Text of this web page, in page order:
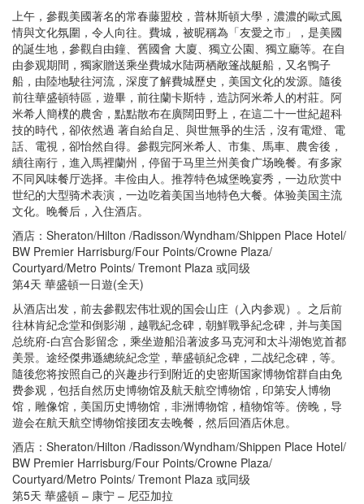
上午，參觀美國著名的常春藤盟校，普林斯頓大學，濃濃的歐式風
情與文化氛圍，令人向往。費城，被昵稱為「友愛之市」，是美國
的誕生地，參觀自由鐘、舊國會 大廈、獨立公園、獨立廳等。在自
由参观期間，獨家贈送乘坐費城水陆两栖敞篷战艇船，又名鴨子
船，由陸地駛往河流，深度了解費城歷史，美国文化的发源。隨後
前往華盛頓特區，遊畢，前往蘭卡斯特，造訪阿米希人的村莊。阿
米希人簡樸的農舍，點點散布在廣闊田野上，在這二十一世紀超科
技的時代，卻依然過 著自給自足、與世無爭的生活，沒有電燈、電
話、電視，卻怡然自得。參觀完阿米希人、市集、馬車、農舍後，
續往南行，進入馬裡蘭州，停留于马里兰州美食广场晚餐。有多家
不同风味餐厅选择。丰俭由人。推荐特色城堡晚宴秀，一边欣赏中
世纪的大型骑术表演，一边吃着美国当地特色大餐。体验美国主流
文化。晚餐后，入住酒店。
酒店：Sheraton/Hilton /Radisson/Wyndham/Shippen Place Hotel/
BW Premier Harrisburg/Four Points/Crowne Plaza/
Courtyard/Metro Points/ Tremont Plaza 或同级
第4天 華盛頓一日遊(全天)
从酒店出发，前去參觀宏伟壮观的国会山庄（入内参观）。之后前
往林肯紀念堂和倒影湖，越戰紀念碑，朝鮮戰爭紀念碑，并与美国
总统府-白宫合影留念，乘坐遊船沿著波多马克河和太斗湖饱览首都
美景。途经傑弗遜總統紀念堂，華盛頓紀念碑，二战纪念碑，等。
隨後您将按照自己的兴趣步行到附近的史密斯国家博物馆群自由免
费参观，包括自然历史博物馆及航天航空博物馆，印第安人博物
馆，雕像馆，美国历史博物馆，非洲博物馆，植物馆等。傍晚，导
遊会在航天航空博物馆接团友去晚餐，然后回酒店休息。
酒店：Sheraton/Hilton /Radisson/Wyndham/Shippen Place Hotel/
BW Premier Harrisburg/Four Points/Crowne Plaza/
Courtyard/Metro Points/ Tremont Plaza 或同级
第5天 華盛頓 – 康宁 – 尼亞加拉